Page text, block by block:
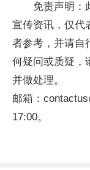
免责声明：
宣传资讯，仅代
者参考，并请自
何疑问或质疑，
并做处理。
邮箱：
17:00。